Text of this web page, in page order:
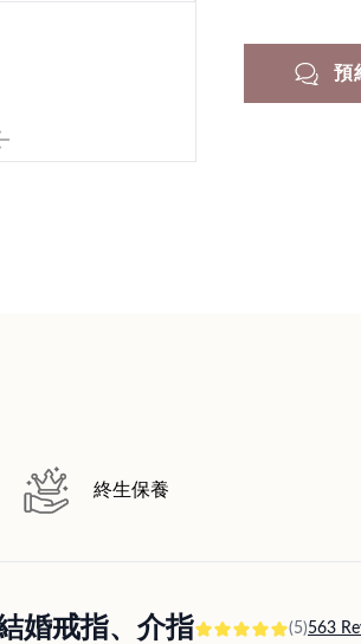
預
終生保養
婚戒指、介指 (5)563